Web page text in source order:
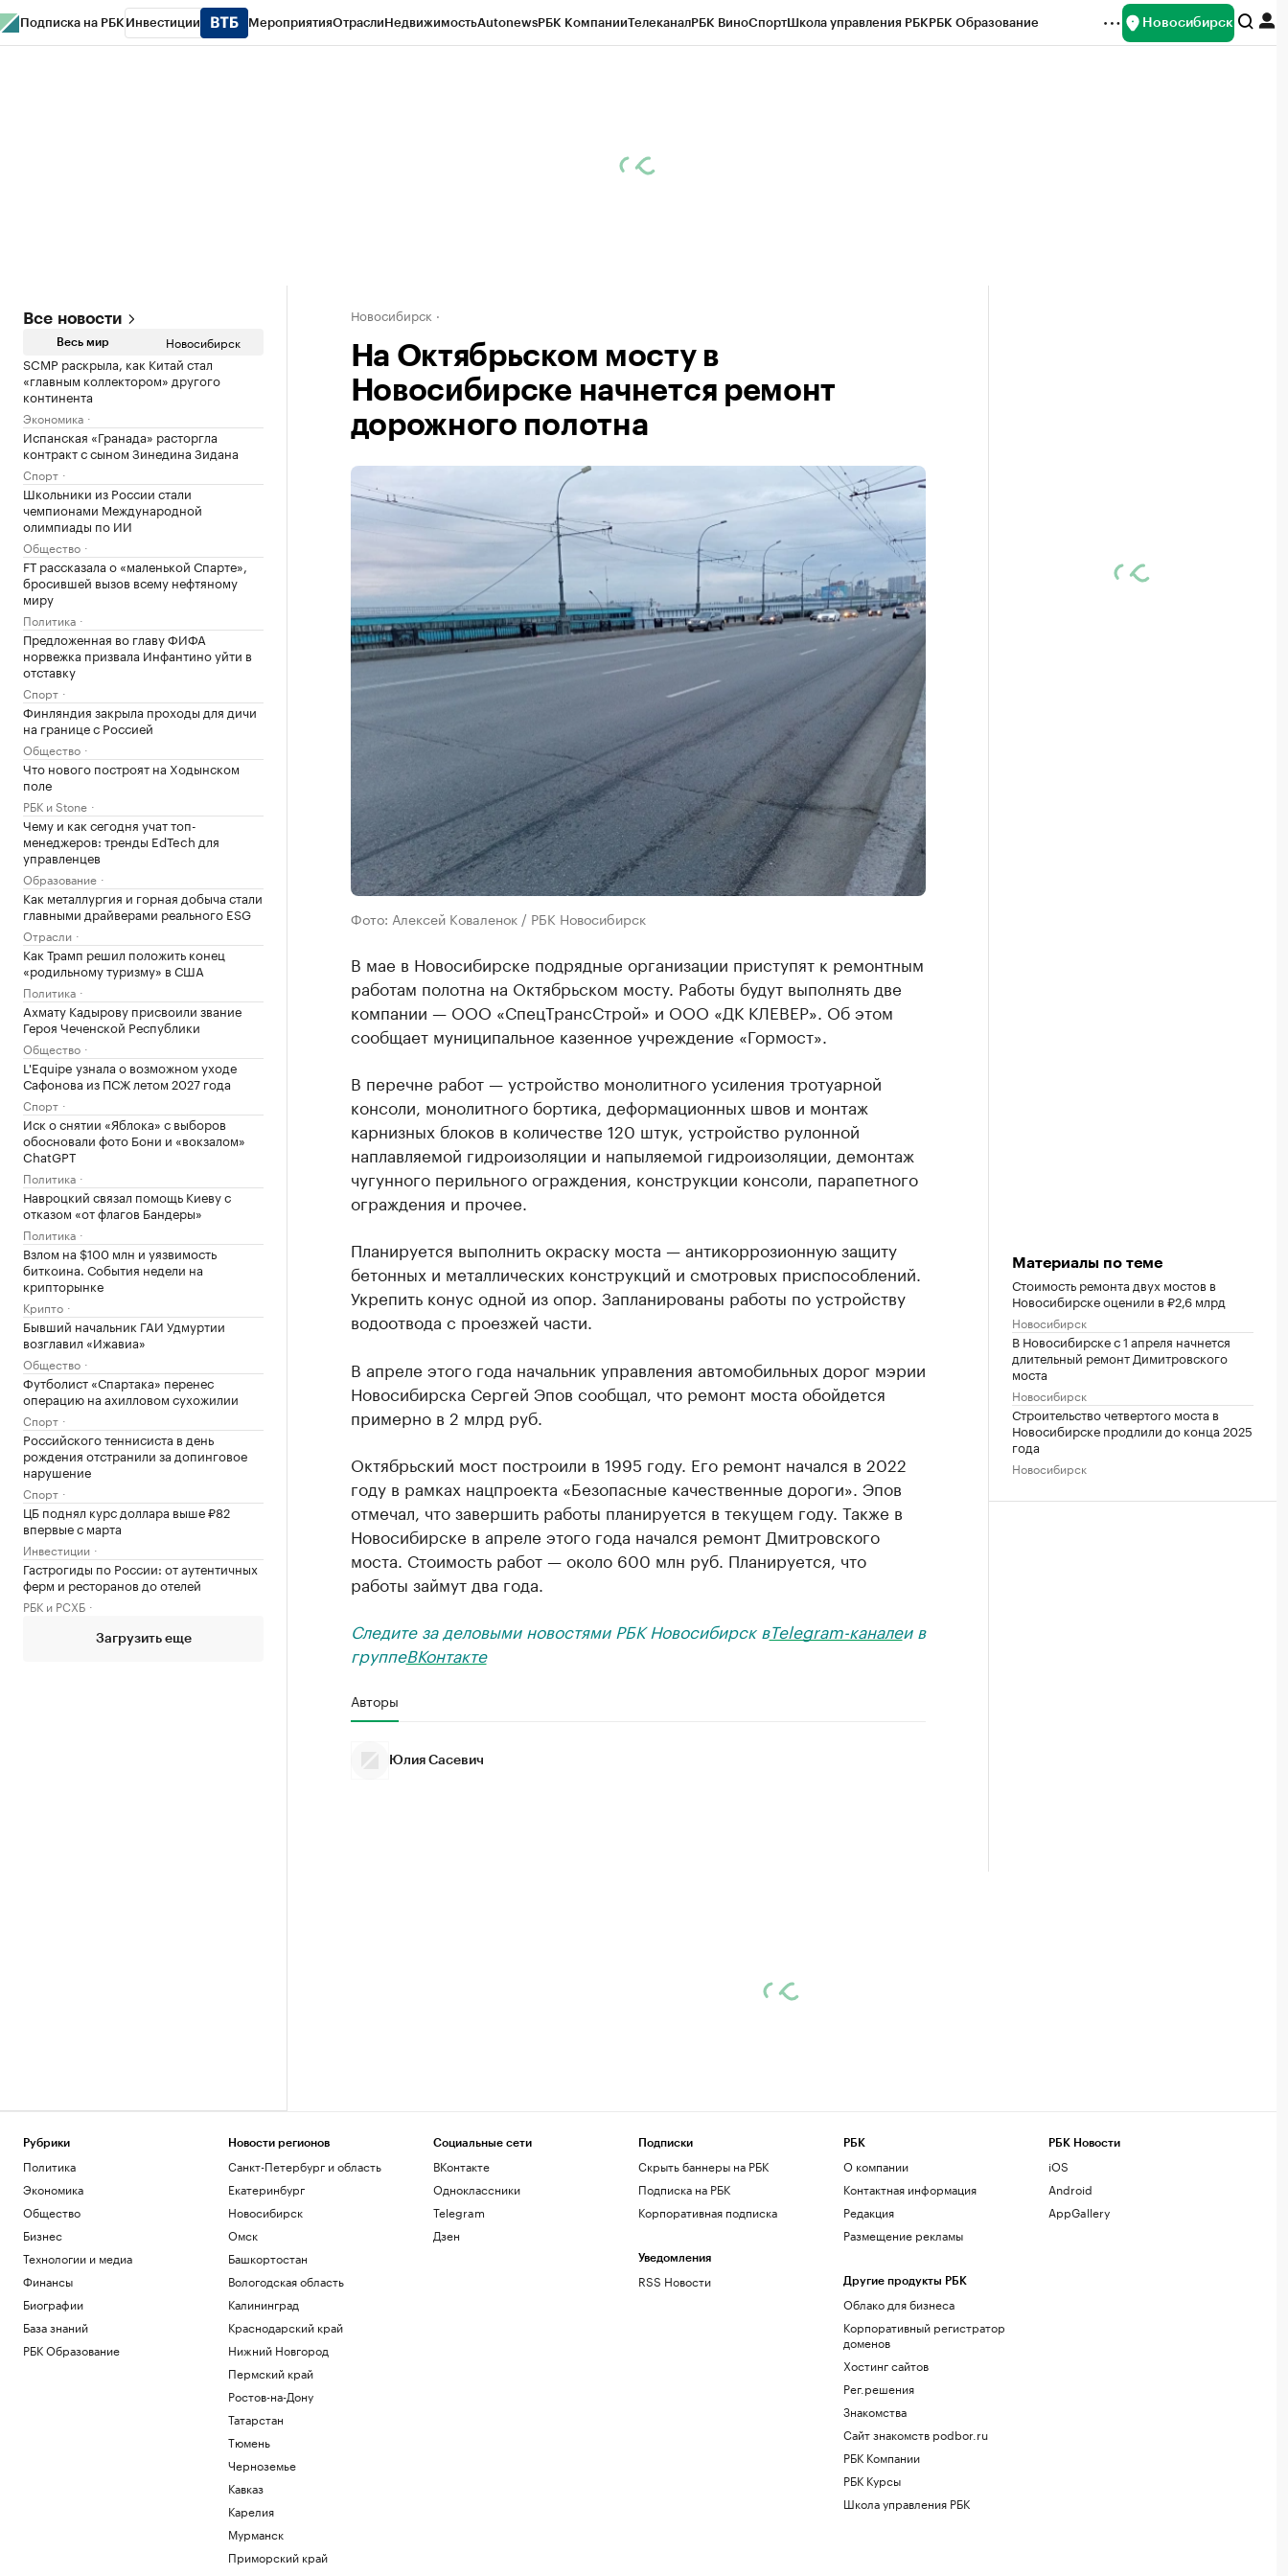
Подписка на РБК Инвестиции МероприятияОтраслиНедвижимостьAutonewsРБК КомпанииТелеканалРБК ВиноСпортШкола управления РБКРБК Образование Новосибирск
Все новости
Весь мир Новосибирск
SCMP раскрыла, как Китай стал
«главным коллектором» другого
континента
Экономика
Испанская «Гранада» расторгла
контракт с сыном Зинедина Зидана
Спорт
Школьники из России стали
чемпионами Международной
олимпиады по ИИ
Общество
FT рассказала о «маленькой Спарте»,
бросившей вызов всему нефтяному
миру
Политика
Предложенная во главу ФИФА
норвежка призвала Инфантино уйти в
отставку
Спорт
Финляндия закрыла проходы для дичи
на границе с Россией
Общество
Что нового построят на Ходынском
поле
РБК и Stone
Чему и как сегодня учат топ-
менеджеров: тренды EdTech для
управленцев
Образование
Как металлургия и горная добыча стали
главными драйверами реального ESG
Отрасли
Как Трамп решил положить конец
«родильному туризму» в США
Политика
Ахмату Кадырову присвоили звание
Героя Чеченской Республики
Общество
L'Equipe узнала о возможном уходе
Сафонова из ПСЖ летом 2027 года
Спорт
Иск о снятии «Яблока» с выборов
обосновали фото Бони и «вокзалом»
ChatGPT
Политика
Навроцкий связал помощь Киеву с
отказом «от флагов Бандеры»
Политика
Взлом на $100 млн и уязвимость
биткоина. События недели на
крипторынке
Крипто
Бывший начальник ГАИ Удмуртии
возглавил «Ижавиа»
Общество
Футболист «Спартака» перенес
операцию на ахилловом сухожилии
Спорт
Российского теннисиста в день
рождения отстранили за допинговое
нарушение
Спорт
ЦБ поднял курс доллара выше ₽82
впервые с марта
Инвестиции
Гастрогиды по России: от аутентичных
ферм и ресторанов до отелей
РБК и РСХБ
Загрузить еще
Новосибирск
На Октябрьском мосту в
Новосибирске начнется ремонт
дорожного полотна
Фото: Алексей Коваленок / РБК Новосибирск
В мае в Новосибирске подрядные организации приступят к ремонтным
работам полотна на Октябрьском мосту. Работы будут выполнять две
компании — ООО «СпецТрансСтрой» и ООО «ДК КЛЕВЕР». Об этом
сообщает муниципальное казенное учреждение «Гормост».
В перечне работ — устройство монолитного усиления тротуарной
консоли, монолитного бортика, деформационных швов и монтаж
карнизных блоков в количестве 120 штук, устройство рулонной
наплавляемой гидроизоляции и напыляемой гидроизоляции, демонтаж
чугунного перильного ограждения, конструкции консоли, парапетного
ограждения и прочее.
Планируется выполнить окраску моста — антикоррозионную защиту
бетонных и металлических конструкций и смотровых приспособлений.
Укрепить конус одной из опор. Запланированы работы по устройству
водоотвода с проезжей части.
В апреле этого года начальник управления автомобильных дорог мэрии
Новосибирска Сергей Эпов сообщал, что ремонт моста обойдется
примерно в 2 млрд руб.
Октябрьский мост построили в 1995 году. Его ремонт начался в 2022
году в рамках нацпроекта «Безопасные качественные дороги». Эпов
отмечал, что завершить работы планируется в текущем году. Также в
Новосибирске в апреле этого года начался ремонт Дмитровского
моста. Стоимость работ — около 600 млн руб. Планируется, что
работы займут два года.
Следите за деловыми новостями РБК Новосибирск вTelegram-каналеи в
группеВКонтакте
Авторы
Юлия Сасевич
Материалы по теме
Стоимость ремонта двух мостов в
Новосибирске оценили в ₽2,6 млрд
Новосибирск
В Новосибирске с 1 апреля начнется
длительный ремонт Димитровского
моста
Новосибирск
Строительство четвертого моста в
Новосибирске продлили до конца 2025
года
Новосибирск
Рубрики
Политика
Экономика
Общество
Бизнес
Технологии и медиа
Финансы
Биографии
База знаний
РБК Образование
Новости регионов
Санкт-Петербург и область
Екатеринбург
Новосибирск
Омск
Башкортостан
Вологодская область
Калининград
Краснодарский край
Нижний Новгород
Пермский край
Ростов-на-Дону
Татарстан
Тюмень
Черноземье
Кавказ
Карелия
Мурманск
Приморский край
Социальные сети
ВКонтакте
Одноклассники
Telegram
Дзен
Подписки
Скрыть баннеры на РБК
Подписка на РБК
Корпоративная подписка
Уведомления
RSS Новости
РБК
О компании
Контактная информация
Редакция
Размещение рекламы
Другие продукты РБК
Облако для бизнеса
Корпоративный регистратор
доменов
Хостинг сайтов
Рег.решения
Знакомства
Сайт знакомств podbor.ru
РБК Компании
РБК Курсы
Школа управления РБК
РБК Новости
iOS
Android
AppGallery